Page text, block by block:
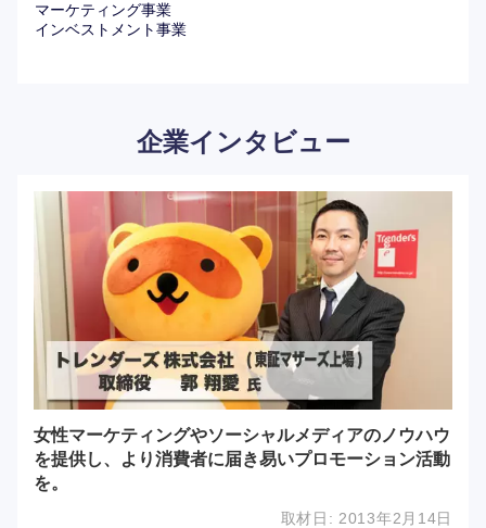
マーケティング事業
インベストメント事業
企業インタビュー
女性マーケティングやソーシャルメディアのノウハウ
を提供し、より消費者に届き易いプロモーション活動
を。
取材日: 2013年2月14日